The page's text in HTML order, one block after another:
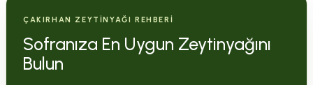
ÇAKIRHAN ZEYTİNYAĞI REHBERİ
Sofranıza En Uygun Zeytinyağını
Bulun